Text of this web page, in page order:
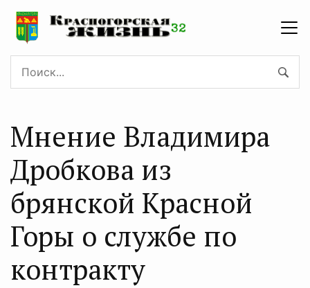
Мнение Владимира
Дробкова из
брянской Красной
Горы о службе по
контракту